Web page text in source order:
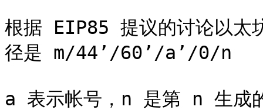
根据 EIP85 提议的讨论以太
径是 m/44’/60’/a’/0/n
a 表示帐号，n 是第 n 生成